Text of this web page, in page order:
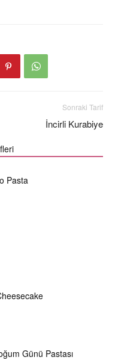
Sonraki Tarif
İncirli Kurabiye
Pasta
Günü Pastası